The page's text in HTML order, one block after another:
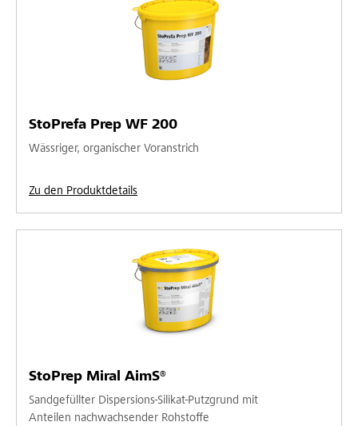
StoPrefa Prep WF 200
Wässriger, organischer Voranstrich
Zu den Produktdetails
StoPrep Miral AimS®
Sandgefüllter Dispersions-Silikat-Putzgrund mit
Anteilen nachwachsender Rohstoffe